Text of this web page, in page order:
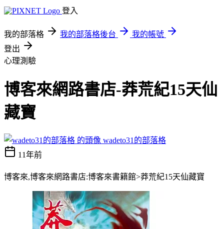
登入
我的部落格 我的部落格後台
我的帳號
登出
心理測驗
博客來網路書店-莽荒紀15天仙
藏寶
wadeto31的部落格
11年前
博客來,博客來網路書店:博客來書籍館>莽荒紀15天仙藏寶